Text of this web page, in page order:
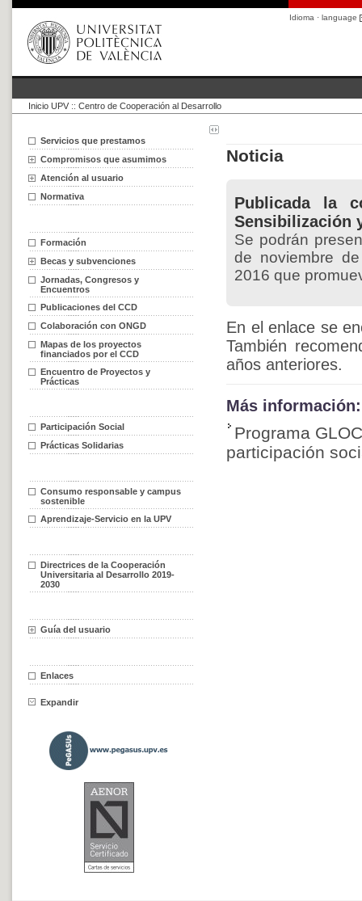
Idioma · language
Inicio UPV :: Centro de Cooperación al Desarrollo
Servicios que prestamos
Compromisos que asumimos
Atención al usuario
Normativa
Formación
Becas y subvenciones
Jornadas, Congresos y
Encuentros
Publicaciones del CCD
Colaboración con ONGD
Mapas de los proyectos
financiados por el CCD
Encuentro de Proyectos y
Prácticas
Participación Social
Prácticas Solidarias
Consumo responsable y campus
sostenible
Aprendizaje-Servicio en la UPV
Directrices de la Cooperación
Universitaria al Desarrollo 2019-
2030
Guía del usuario
Enlaces
Expandir
Noticia
Publicada la
Sensibilización
Se podrán
de noviembre
2016 que
En el enlace se
También
años anteriores.
Más información:
Programa
participación